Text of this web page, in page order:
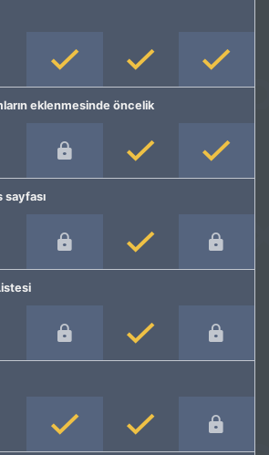
eklenmesinde öncelik